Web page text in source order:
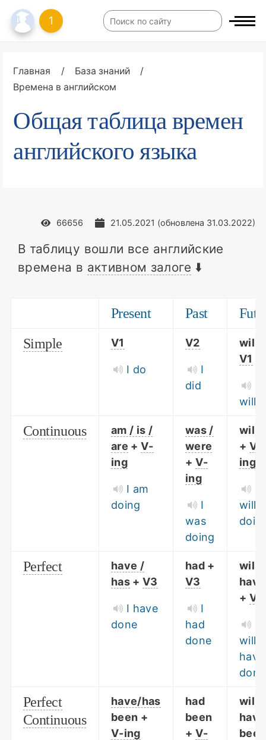
1
Главная / База знаний
/
Времена в английском
Общая таблица времен
английского языка
66656 21.05.2021 (обновлена 31.03.2022)
В таблицу вошли все английские
времена в активном залоге ⬇️
Present Past
Simple
V1
I do
V2
I
did
will
V1
will
Continuous
am / is /
are +V-
ing
I am
doing
was /
were
+ V-
ing
I
was
doing
will
+ V-
ing
will
Perfect
have /
has +V3
I have
done
had +
V3
I
had
done
will
have
+ V3
will
have
done
Perfect
Continuous
have/has
been +
V-ing
had
been
+ V-
will
have
been